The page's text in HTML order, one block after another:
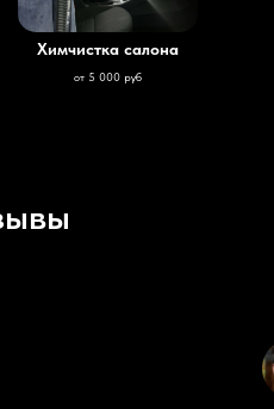
Химчистка салона
от 5 000 руб